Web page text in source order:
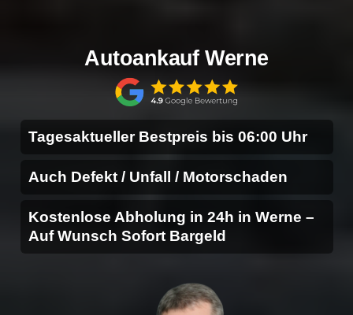
Autoankauf Werne
Tagesaktueller Bestpreis bis 06:00 Uhr
Auch Defekt / Unfall / Motorschaden
Kostenlose Abholung in 24h in Werne –
Auf Wunsch Sofort Bargeld